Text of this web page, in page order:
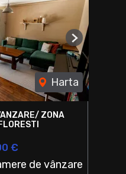
Harta
Next
ZONA
€
de vânzare